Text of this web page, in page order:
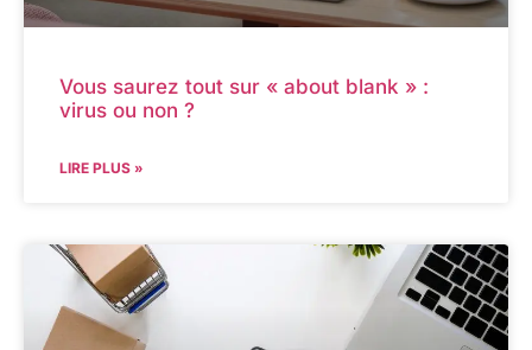
Vous saurez tout sur « about blank » :
virus ou non ?
LIRE PLUS »